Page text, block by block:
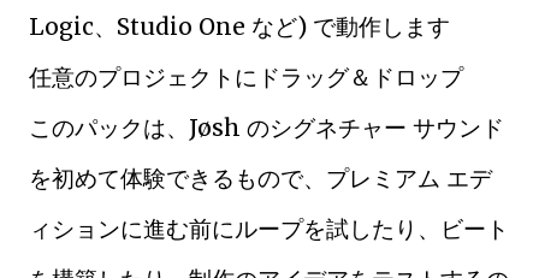
Logic、Studio One など) で動作します
任意のプロジェクトにドラッグ＆ドロップ
このパックは、Jøsh のシグネチャー サウンド
を初めて体験できるもので、プレミアム エデ
ィションに進む前にループを試したり、ビート